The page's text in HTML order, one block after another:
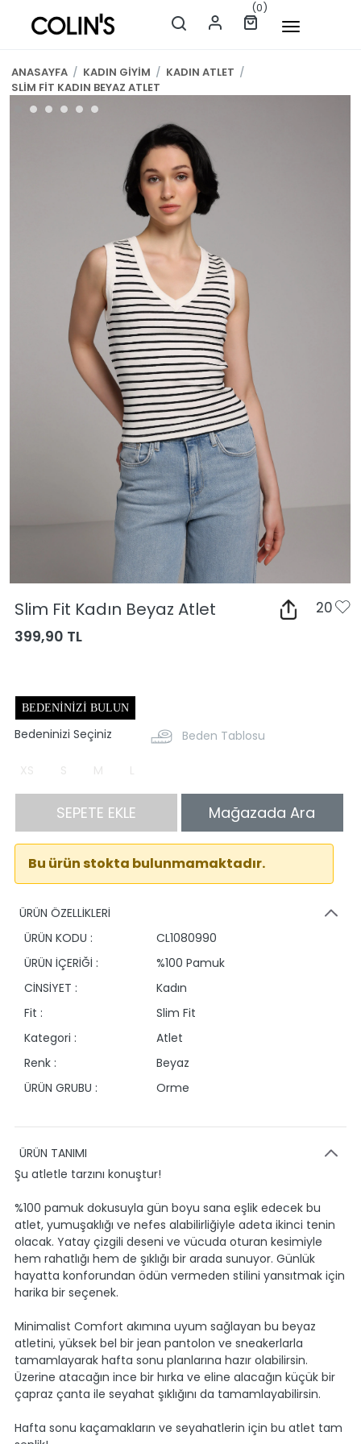
(0)
ANASAYFA / KADIN GİYİM / KADIN ATLET /
SLİM FİT KADIN BEYAZ ATLET
Slim Fit Kadın Beyaz Atlet 20
399,90 TL
BEDENINIZI BULUN
Bedeninizi Seçiniz Beden Tablosu
XS S M L
SEPETE EKLE Mağazada Ara
Bu ürün stokta bulunmamaktadır.
ÜRÜN ÖZELLİKLERİ
ÜRÜN KODU :
CL1080990
ÜRÜN İÇERİĞİ :
%100 Pamuk
CİNSİYET :
Kadın
Fit :
Slim Fit
Kategori :
Atlet
Renk :
Beyaz
ÜRÜN GRUBU :
Orme
ÜRÜN TANIMI
Şu atletle tarzını konuştur!
%100 pamuk dokusuyla gün boyu sana eşlik edecek bu
atlet, yumuşaklığı ve nefes alabilirliğiyle adeta ikinci tenin
olacak. Yatay çizgili deseni ve vücuda oturan kesimiyle
hem rahatlığı hem de şıklığı bir arada sunuyor. Günlük
hayatta konforundan ödün vermeden stilini yansıtmak için
harika bir seçenek.
Minimalist Comfort akımına uyum sağlayan bu beyaz
atletini, yüksek bel bir jean pantolon ve sneakerlarla
tamamlayarak hafta sonu planlarına hazır olabilirsin.
Üzerine atacağın ince bir hırka ve eline alacağın küçük bir
çapraz çanta ile seyahat şıklığını da tamamlayabilirsin.
Hafta sonu kaçamakların ve seyahatlerin için bu atlet tam